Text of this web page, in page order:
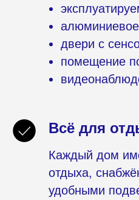
двери с
помещение
Всё для
Каждый дом
отдыха,
удобными